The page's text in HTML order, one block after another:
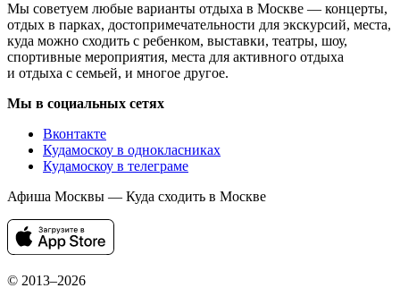
Мы советуем любые варианты отдыха в Москве — концерты,
отдых в парках, достопримечательности для экскурсий, места,
куда можно сходить с ребенком, выставки, театры, шоу,
спортивные мероприятия, места для активного отдыха
и отдыха с семьей, и многое другое.
Мы в социальных сетях
Вконтакте
Кудамоскоу в однокласниках
Кудамоскоу в телеграме
Афиша Москвы — Куда сходить в Москве
© 2013–2026